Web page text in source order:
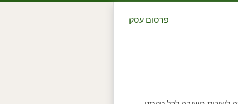
פרסום עסק